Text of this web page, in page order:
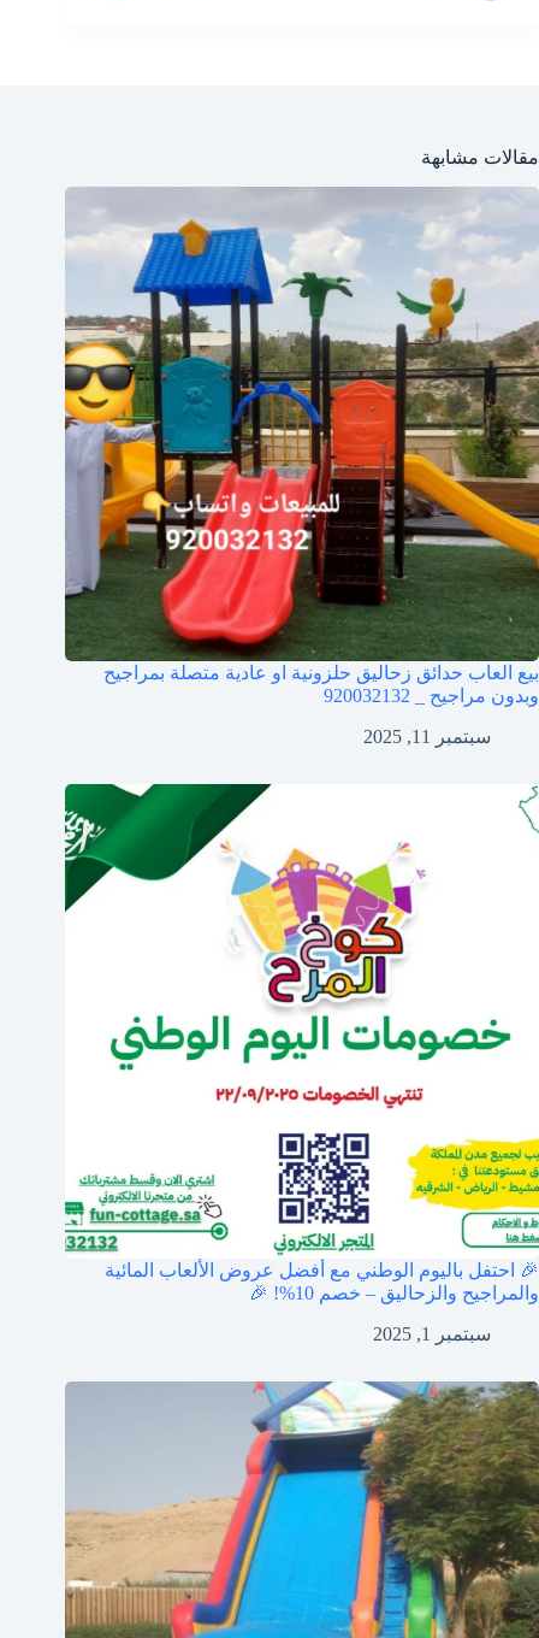
مقالات مشابهة
بيع العاب حدائق زحاليق حلزونية او عادية متصلة بمراجيح
وبدون مراجيح _ 920032132
سبتمبر 11, 2025
🎉 احتفل باليوم الوطني مع أفضل عروض الألعاب المائية
والمراجيح والزحاليق – خصم 10%! 🎉
سبتمبر 1, 2025